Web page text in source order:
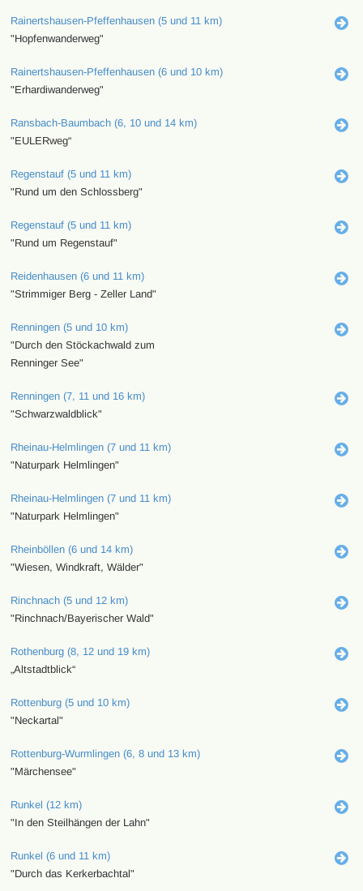
Rainertshausen-Pfeffenhausen (5 und 11 km)
"Hopfenwanderweg"
Rainertshausen-Pfeffenhausen (6 und 10 km)
"Erhardiwanderweg"
Ransbach-Baumbach (6, 10 und 14 km)
"EULERweg“
Regenstauf (5 und 11 km)
"Rund um den Schlossberg"
Regenstauf (5 und 11 km)
"Rund um Regenstauf"
Reidenhausen (6 und 11 km)
"Strimmiger Berg - Zeller Land"
Renningen (5 und 10 km)
"Durch den Stöckachwald zum
Renninger See"
Renningen (7, 11 und 16 km)
"Schwarzwaldblick"
Rheinau-Helmlingen (7 und 11 km)
"Naturpark Helmlingen"
Rheinau-Helmlingen (7 und 11 km)
"Naturpark Helmlingen"
Rheinböllen (6 und 14 km)
"Wiesen, Windkraft, Wälder"
Rinchnach (5 und 12 km)
"Rinchnach/Bayerischer Wald"
Rothenburg (8, 12 und 19 km)
„Altstadtblick“
Rottenburg (5 und 10 km)
"Neckartal"
Rottenburg-Wurmlingen (6, 8 und 13 km)
"Märchensee"
Runkel (12 km)
"In den Steilhängen der Lahn"
Runkel (6 und 11 km)
"Durch das Kerkerbachtal"